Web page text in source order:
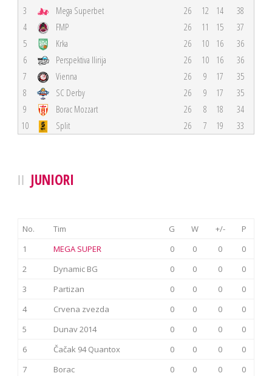
3
Mega Superbet 26 12 14
38
4
FMP 26 11 15
37
5
Krka 26 10 16
36
6
Perspektiva Ilirija 26 10 16
36
7
Vienna 26 9 17
35
8
SC Derby 26 9 17
35
9
Borac Mozzart 26 8 18
34
10
Split 26 7 19 33
JUNIORI
No. Tim G W +/-
P
1
MEGA SUPER 0 0 0
0
2
Dynamic BG 0 0 0
0
3
Partizan 0 0 0
0
4
Crvena zvezda 0 0 0
0
5
Dunav 2014 0 0 0
0
6
Čačak 94 Quantox 0 0 0
0
7
Borac 0 0 0
0